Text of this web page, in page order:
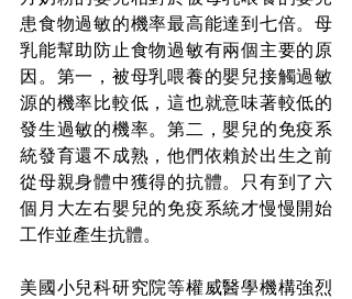
患食物過敏的機率最高能達到七倍。母
乳能幫助防止食物過敏有兩個主要的原
因。第一，被母乳喂養的嬰兒接觸過敏
源的機率比較低，這也就意味著較低的
發生過敏的機率。第二，嬰兒的免疫系
統發育還不成熟，他們依賴於出生之前
從母親身體中獲得的抗體。只有到了六
個月大左右嬰兒的免疫系統才慢慢開始
工作並產生抗體。
美國小兒科研究院等權威醫學機構強烈